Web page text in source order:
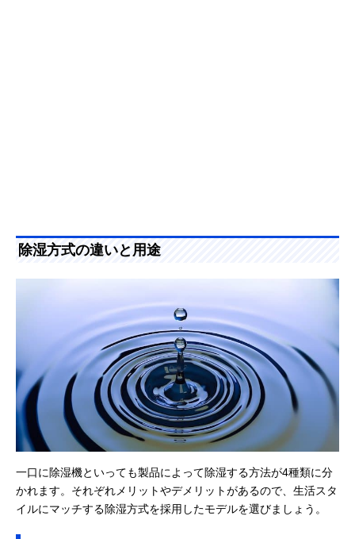
除湿方式の違いと用途
一口に除湿機といっても製品によって除湿する方法が4種類に分
かれます。それぞれメリットやデメリットがあるので、生活スタ
イルにマッチする除湿方式を採用したモデルを選びましょう。